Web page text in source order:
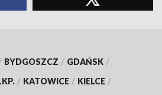
BYDGOSZCZ / GDAŃSK /
/ KATOWICE / KIELCE /